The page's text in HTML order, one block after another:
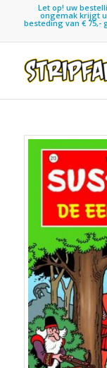
Let op! uw
ongemak krijgt
besteding van € 75,-